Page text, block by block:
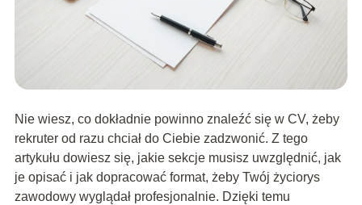
Nie wiesz, co dokładnie powinno znaleźć się w CV, żeby
rekruter od razu chciał do Ciebie zadzwonić. Z tego
artykułu dowiesz się, jakie sekcje musisz uwzględnić, jak
je opisać i jak dopracować format, żeby Twój życiorys
zawodowy wyglądał profesjonalnie. Dzięki temu